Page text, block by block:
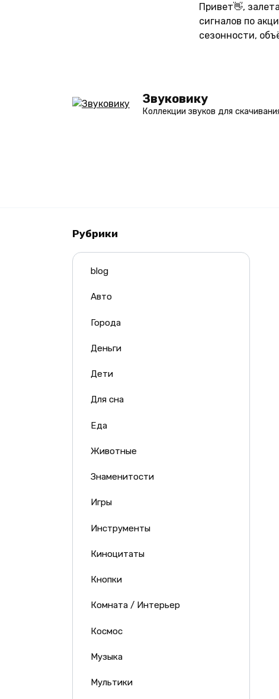
Привет👋,
сигналов по
сезонности,
Звуковику
Коллекции звуков для
Рубрики
blog
Авто
Города
Деньги
Дети
Для сна
Еда
Животные
Знаменитости
Игры
Инструменты
Киноцитаты
Кнопки
Комната / Интерьер
Космос
Музыка
Мультики